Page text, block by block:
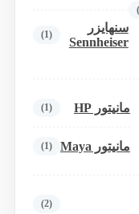
سنهایزر
Sennheiser
(1)
مانیتور HP (1)
مانیتور Maya (1)
(2)